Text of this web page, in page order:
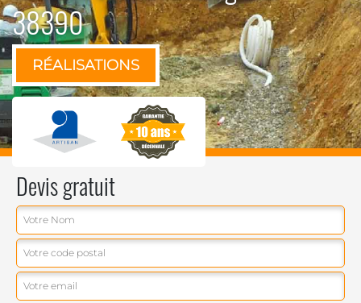
38390
RÉALISATIONS
Devis gratuit